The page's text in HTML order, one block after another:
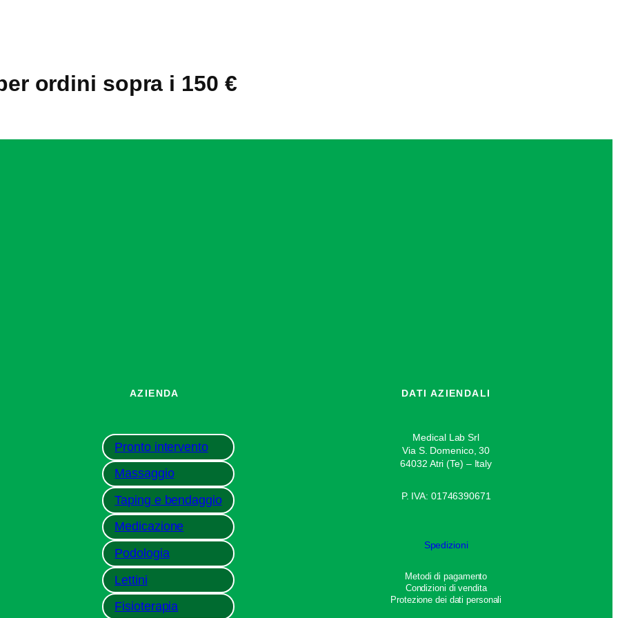
ordini sopra i 150 €
AZIENDA
Pronto intervento
Massaggio
Taping e bendaggio
Medicazione
Podologia
Lettini
Fisioterapia
DATI AZIENDALI
Medical Lab Srl
Via S. Domenico, 30
64032 Atri (Te) – Italy
P. IVA: 01746390671
Spedizioni
Metodi di pagamento
Condizioni di vendita
Protezione dei dati personali